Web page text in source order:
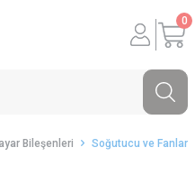
0
Bileşenleri Soğutucu ve Fanlar